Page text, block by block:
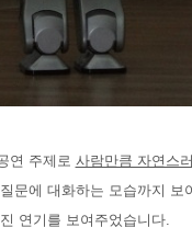
연 주제로 사람만큼 자연스
문에 대화하는 모습까지
연기를 보여주었습니다.